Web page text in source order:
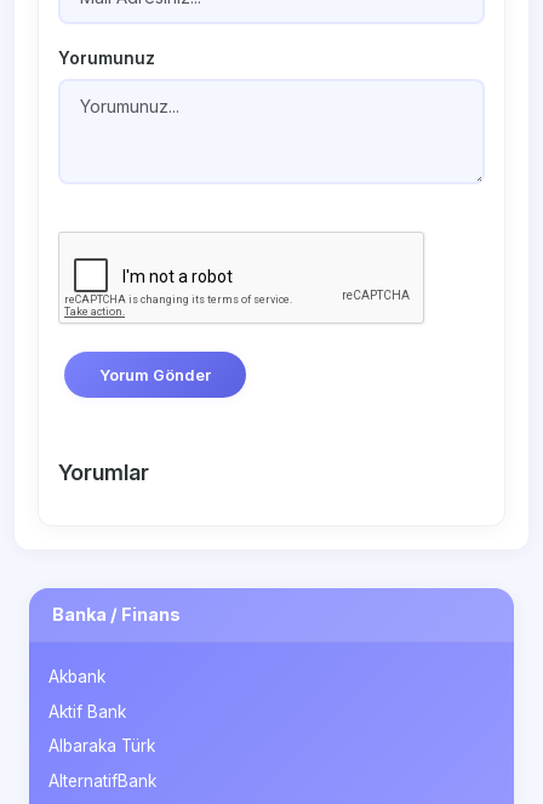
Yorumunuz
Yorum Gönder
Yorumlar
Banka / Finans
Akbank
Aktif Bank
Albaraka Türk
AlternatifBank